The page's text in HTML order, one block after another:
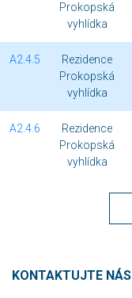
Prokopská
vyhlídka
A2.4.5
Rezidence
Prokopská
vyhlídka
A2.4.6
Rezidence
Prokopská
vyhlídka
KONTAKTUJTE NÁS